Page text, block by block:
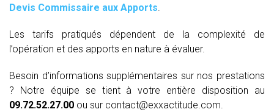
Devis Commissaire aux Apports.
Les tarifs pratiqués dépendent de la complexité de
l’opération et des apports en nature à évaluer.
Besoin d’informations supplémentaires sur nos prestations
? Notre équipe se tient à votre entière disposition au
09.72.52.27.00 ou sur contact@exxactitude.com.